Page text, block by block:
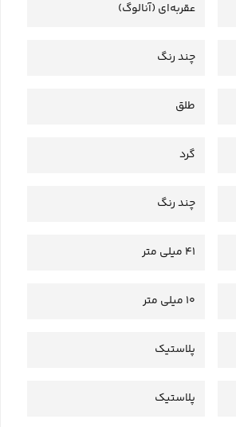
عقربه‌ای (آنالوگ)
چند رنگ
طلق
گرد
چند رنگ
41 میلی متر
10 میلی متر
پلاستیک
پلاستیک